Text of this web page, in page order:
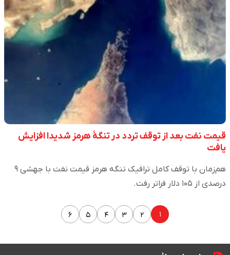
قیمت نفت بعد از توقف تردد در تنگۀ هرمز شدیدا افزایش
یافت
هم‌زمان با توقف کامل ترافیک تنگه هرمز قیمت نفت با جهشی ۹
درصدی از ۱۰۵ دلار فراتر رفت.
۱ ۲ ۳ ۴ ۵ ۶